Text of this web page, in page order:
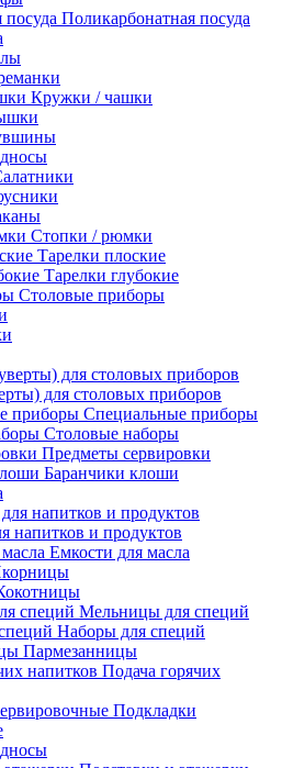
Поликарбонатная посуда
Кружки / чашки
Стопки / рюмки
Тарелки плоские
Тарелки глубокие
Столовые приборы
для столовых приборов
Специальные приборы
Столовые наборы
Предметы сервировки
Баранчики клоши
напитков и продуктов
Емкости для масла
Мельницы для специй
Наборы для специй
Пармезанницы
Подача горячих
Подкладки